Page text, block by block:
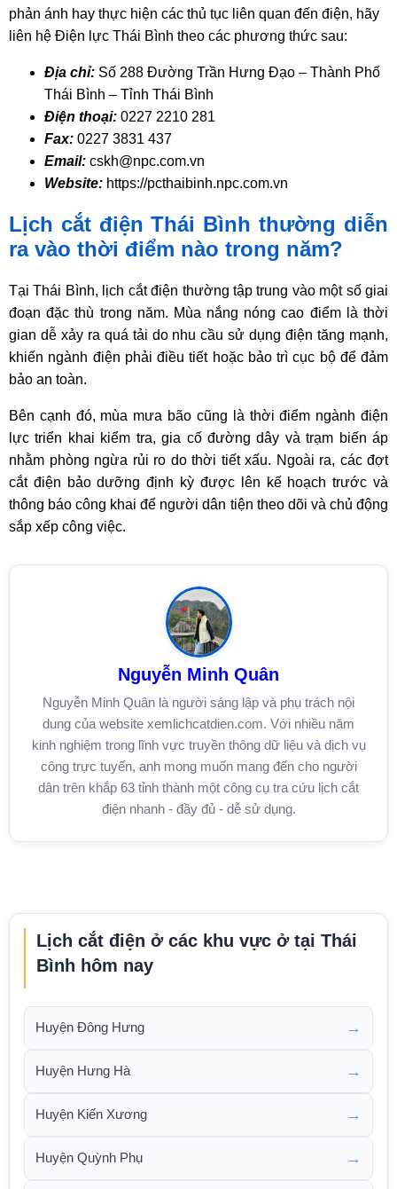
phản ánh hay thực hiện các thủ tục liên quan đến điện, hãy
liên hệ Điện lực Thái Bình theo các phương thức sau:
Địa chỉ: Số 288 Đường Trần Hưng Đạo – Thành Phố
Thái Bình – Tỉnh Thái Bình
Điện thoại: 0227 2210 281
Fax: 0227 3831 437
Email: cskh@npc.com.vn
Website: https://pcthaibinh.npc.com.vn
Lịch cắt điện Thái Bình thường diễn
ra vào thời điểm nào trong năm?
Tại Thái Bình, lịch cắt điện thường tập trung vào một số giai
đoạn đặc thù trong năm. Mùa nắng nóng cao điểm là thời
gian dễ xảy ra quá tải do nhu cầu sử dụng điện tăng mạnh,
khiến ngành điện phải điều tiết hoặc bảo trì cục bộ để đảm
bảo an toàn.
Bên cạnh đó, mùa mưa bão cũng là thời điểm ngành điện
lực triển khai kiểm tra, gia cố đường dây và trạm biến áp
nhằm phòng ngừa rủi ro do thời tiết xấu. Ngoài ra, các đợt
cắt điện bảo dưỡng định kỳ được lên kế hoạch trước và
thông báo công khai để người dân tiện theo dõi và chủ động
sắp xếp công việc.
Nguyễn Minh Quân
Nguyễn Minh Quân là người sáng lập và phụ trách nội
dung của website xemlichcatdien.com. Với nhiều năm
kinh nghiệm trong lĩnh vực truyền thông dữ liệu và dịch vụ
công trực tuyến, anh mong muốn mang đến cho người
dân trên khắp 63 tỉnh thành một công cụ tra cứu lịch cắt
điện nhanh - đầy đủ - dễ sử dụng.
Lịch cắt điện ở các khu vực ở tại Thái
Bình hôm nay
Huyện Đông Hưng →
Huyện Hưng Hà →
Huyện Kiến Xương →
Huyện Quỳnh Phụ →